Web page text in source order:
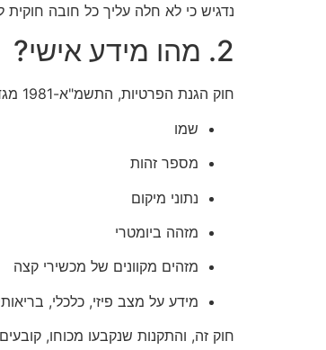
נדגיש כי לא חלה עליך כל חובה
2. מהו מידע אישי?
חוק הגנת הפרטיות, התשמ"א-1981 מגדיר מידע אישי כנתון הנוגע לאדם מזוהה, או לאדם הניתן לזיהוי במאמץ סביר, במישרין או בעקיפין, באמצעות פרט מזהה, כגון:
שמו
מספר זהות
נתוני מיקום
מזהה ביומטרי
מזהים מקוונים של מכשירי קצה
מידע על מצב פיזי, כלכלי,
חוק זה, והתקנות שנקבעו מכוחו,